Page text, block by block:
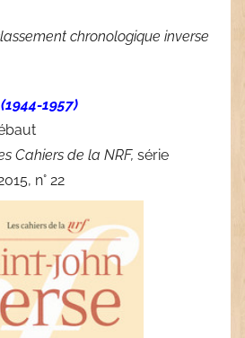
chronologique inverse
1957)
Cahiers de la NRF, série
n° 22